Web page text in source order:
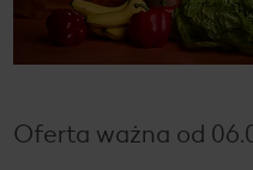
Oferta ważna od